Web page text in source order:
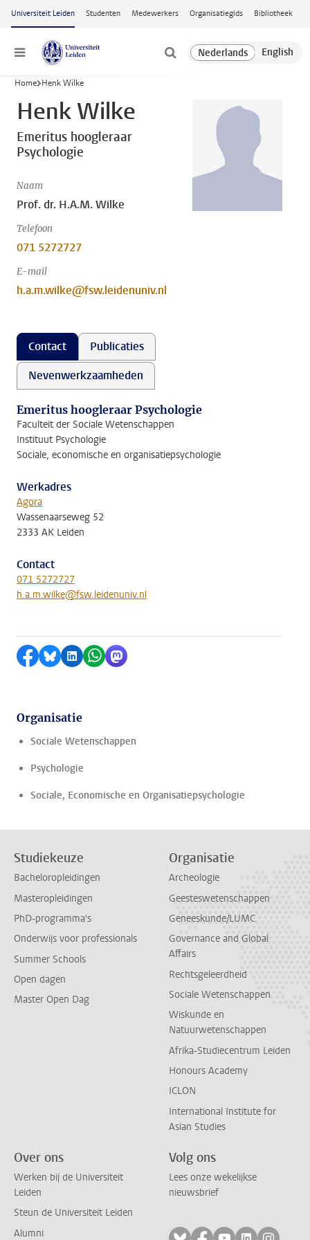
Ga naar hoofdinhoud
Universiteit Leiden Studenten Medewerkers Organisatiegids Bibliotheek
Menu
Home Henk Wilke
Henk Wilke
Emeritus hoogleraar
Psychologie
Naam
Prof. dr. H.A.M. Wilke
Telefoon
071 5272727
E-mail
h.a.m.wilke@fsw.leidenuniv.nl
Contact
Publicaties
Nevenwerkzaamheden
Emeritus hoogleraar Psychologie
Faculteit der Sociale Wetenschappen
Instituut Psychologie
Sociale, economische en organisatiepsychologie
Werkadres
Agora
Wassenaarseweg 52
2333 AK Leiden
Contact
071 5272727
h.a.m.wilke@fsw.leidenuniv.nl
Delen op Facebook
Delen via Bluesky
Delen op LinkedIn
Delen via WhatsApp
Delen via Mastodon
Organisatie
Sociale Wetenschappen
Psychologie
Sociale, Economische en Organisatiepsychologie
Studiekeuze
Bacheloropleidingen
Masteropleidingen
PhD-programma's
Onderwijs voor professionals
Summer Schools
Open dagen
Master Open Dag
Organisatie
Archeologie
Geesteswetenschappen
Geneeskunde/LUMC
Governance and Global
Affairs
Rechtsgeleerdheid
Sociale Wetenschappen
Wiskunde en
Natuurwetenschappen
Afrika-Studiecentrum Leiden
Honours Academy
ICLON
International Institute for
Asian Studies
Over ons
Werken bij de Universiteit
Leiden
Steun de Universiteit Leiden
Alumni
Volg ons
Lees onze wekelijkse
nieuwsbrief